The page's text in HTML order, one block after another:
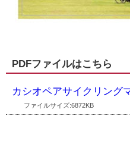
PDFファイルはこちら
カシオペアサイクリング
ファイルサイズ:6872KB